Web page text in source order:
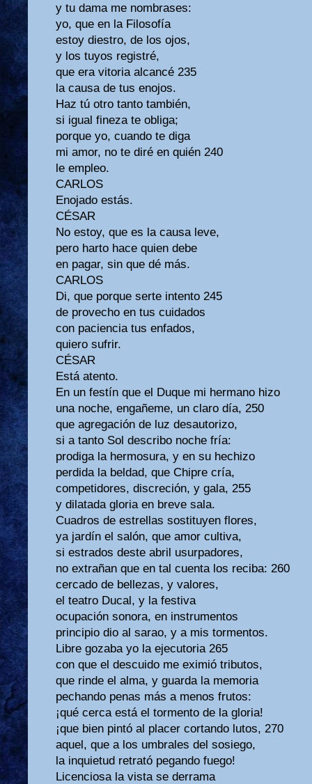
y tu dama me nombrases:
yo, que en la Filosofía
estoy diestro, de los ojos,
y los tuyos registré,
que era vitoria alcancé 235
la causa de tus enojos.
Haz tú otro tanto también,
si igual fineza te obliga;
porque yo, cuando te diga
mi amor, no te diré en quién 240
le empleo.
CARLOS
Enojado estás.
CÉSAR
No estoy, que es la causa leve,
pero harto hace quien debe
en pagar, sin que dé más.
CARLOS
Di, que porque serte intento 245
de provecho en tus cuidados
con paciencia tus enfados,
quiero sufrir.
CÉSAR
Está atento.
En un festín que el Duque mi hermano hizo
una noche, engañeme, un claro día, 250
que agregación de luz desautorizo,
si a tanto Sol describo noche fría:
prodiga la hermosura, y en su hechizo
perdida la beldad, que Chipre cría,
competidores, discreción, y gala, 255
y dilatada gloria en breve sala.
Cuadros de estrellas sostituyen flores,
ya jardín el salón, que amor cultiva,
si estrados deste abril usurpadores,
no extrañan que en tal cuenta los reciba: 260
cercado de bellezas, y valores,
el teatro Ducal, y la festiva
ocupación sonora, en instrumentos
principio dio al sarao, y a mis tormentos.
Libre gozaba yo la ejecutoria 265
con que el descuido me eximió tributos,
que rinde el alma, y guarda la memoria
pechando penas más a menos frutos:
¡qué cerca está el tormento de la gloria!
¡que bien pintó al placer cortando lutos, 270
aquel, que a los umbrales del sosiego,
la inquietud retrató pegando fuego!
Licenciosa la vista se derrama